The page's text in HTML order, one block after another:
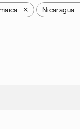
X Nicaragua